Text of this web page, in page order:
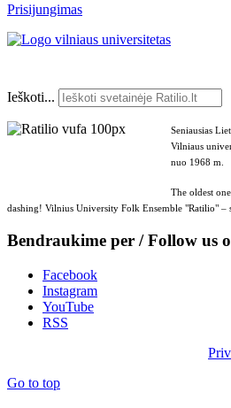
Prisijungimas
Ieškoti...
Seniausias
Vilniaus
nuo 1968 m.
The oldest
dashing! Vilnius University Folk Ensemble "Ratilio" –
Bendraukime per / Follow us
Facebook
Instagram
YouTube
RSS
Go to top